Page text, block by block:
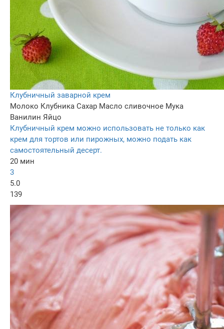
Клубничный заварной крем
Молоко Клубника Сахар Масло сливочное Мука
Ванилин Яйцо
Клубничный крем можно использовать не только как
крем для тортов или пирожных, можно подать как
самостоятельный десерт.
20 мин
3
5.0
139